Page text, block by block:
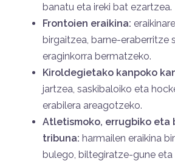
banatu eta ireki bat ezartzea.
Frontoien eraikina:
birgaitzea, barne-eraberritze
eraginkorra bermatzeko.
Kiroldegietako kanpoko
jartzea, saskibaloiko eta
erabilera areagotzeko.
Atletismoko, errugbiko eta
tribuna: harmailen eraikina
bulego, biltegiratze-gune eta